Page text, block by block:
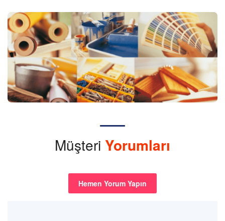
Müşteri Yorumları
Hemen Yorum Yapın